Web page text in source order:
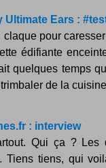
Ultimate Ears :
claque pour
édifiante
quelques temps
de la
: interview
Qui ça ?
Tiens tiens, qui